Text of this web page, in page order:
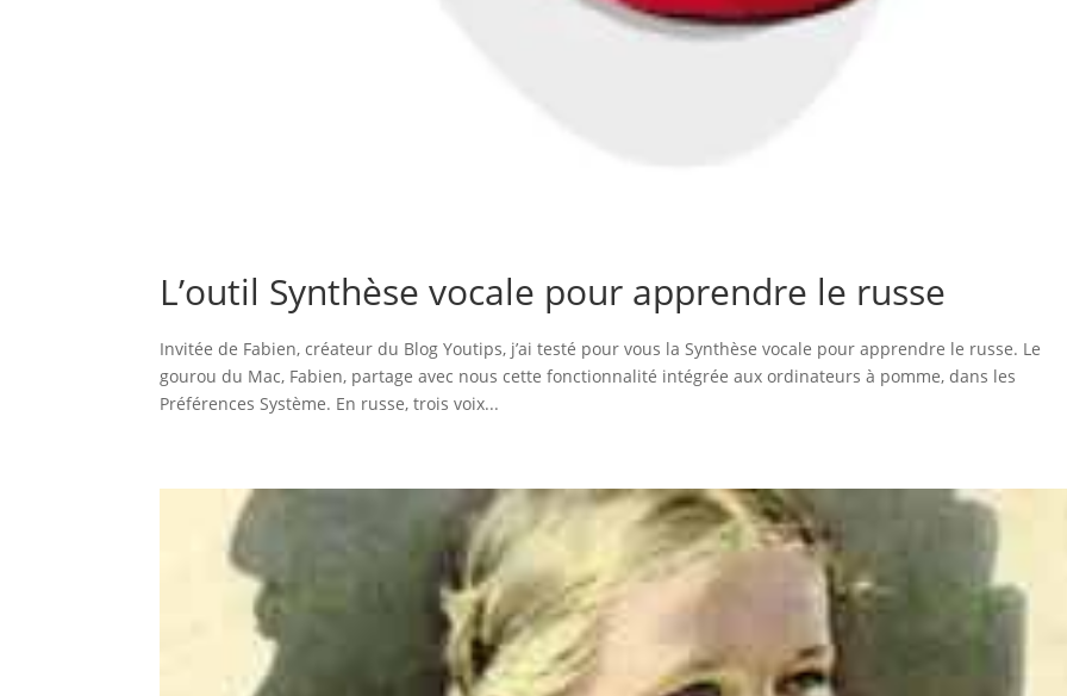
L’outil Synthèse vocale pour apprendre le russe
Invitée de Fabien, créateur du Blog Youtips, j’ai testé pour vous la Synthèse vocale pour apprendre le russe. Le
gourou du Mac, Fabien, partage avec nous cette fonctionnalité intégrée aux ordinateurs à pomme, dans les
Préférences Système. En russe, trois voix...